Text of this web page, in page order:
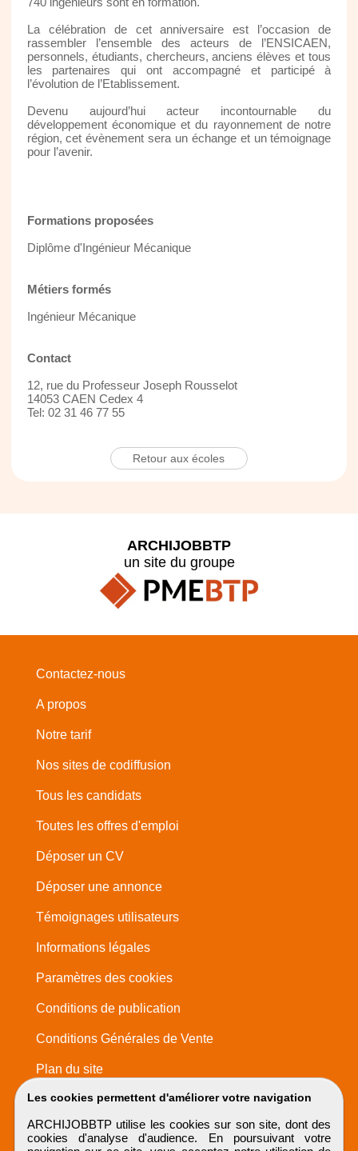
La célébration de cet anniversaire est l’occasion de
rassembler l’ensemble des acteurs de l’ENSICAEN,
personnels, étudiants, chercheurs, anciens élèves et tous
les partenaires qui ont accompagné et participé à
l’évolution de l’Etablissement.
Devenu aujourd’hui acteur incontournable du
développement économique et du rayonnement de notre
région, cet évènement sera un échange et un témoignage
pour l’avenir.
Formations proposées
Diplôme d'Ingénieur Mécanique
Métiers formés
Ingénieur Mécanique
Contact
12, rue du Professeur Joseph Rousselot
14053 CAEN Cedex 4
Tel: 02 31 46 77 55
Retour aux écoles
Les cookies permettent d'améliorer votre navigation
ARCHIJOBBTP utilise les cookies sur son site, dont des
cookies d'analyse d'audience. En poursuivant votre
ARCHIJOBBTP
un site du groupe
Contactez-nous
A propos
Notre tarif
Nos sites de codiffusion
Tous les candidats
Toutes les offres d'emploi
Déposer un CV
Déposer une annonce
Témoignages utilisateurs
Informations légales
Paramètres des cookies
Conditions de publication
Conditions Générales de Vente
Plan du site